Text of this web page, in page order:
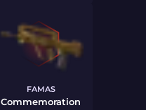
FAMAS
Commemoration